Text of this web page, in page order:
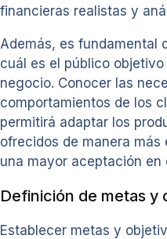
financieras realistas y
Además, es fundamental
cuál es el público
negocio. Conocer las
comportamientos de los
permitirá adaptar los
ofrecidos de manera
una mayor aceptación en
Definición de metas y
Establecer metas y